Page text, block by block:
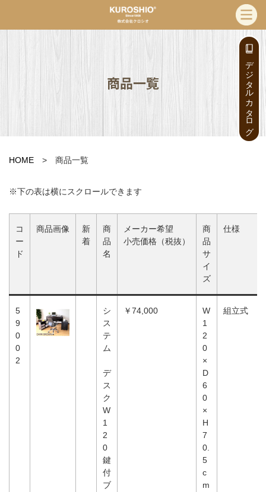
デジタルカタログ
商品一覧
HOME > 商品一覧
※下の表は横にスクロールできます
コ
ー
ド
商品画像
新
着
商
品
名
メーカー希望
小売価格（税抜）
商
品
サ
イ
ズ
仕様
5
9
0
0
2
シ
ス
テ
ム
デ
ス
ク
W
1
2
0
鍵
付
ブ
￥74,000
W
1
2
0
×
D
6
0
×
H
7
0.
5
c
m
組立式